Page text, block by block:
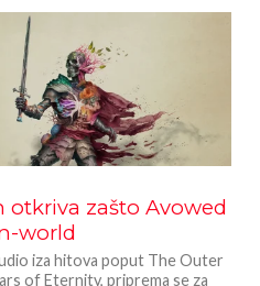
otkriva zašto Avowed
world
iza hitova poput The Outer
of Eternity, priprema se za